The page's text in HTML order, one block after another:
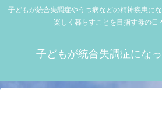
子どもが統合失調症やうつ病などの精神疾患に
楽しく暮らすことを目指す母の日
子どもが統合失調症にな